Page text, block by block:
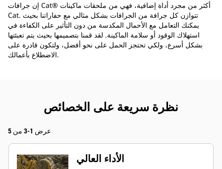
إن جرافات Cat®‎ أكثر من مجرد أداة إضافية، فهي من ملحقات ماكينات
Cat. تتوازن كل جرافة من الجرافات بشكل مثالي مع حفاراتنا بحيث
يمكنك التعامل مع الأحمال المكدسة من دون التأثير على الكفاءة في
استهلاك الوقود أو سلامة الماكينة. لقد قمنا بتصميمها بحيث يتم تعبئتها
بشكل أسرع، ولكي تحتجز الحمل على نحو أفضل، ولتكون قادرة على
الاضطلاع بأعمالك.
نظرة سريعة على الخصائص
عرض 1-3 من 5
الأداء العالي